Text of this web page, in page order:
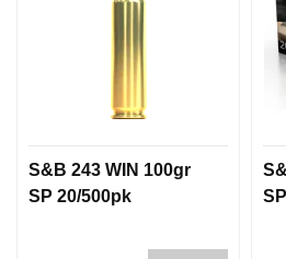
S&B 243 WIN 100gr
SP 20/500pk
F
T
V